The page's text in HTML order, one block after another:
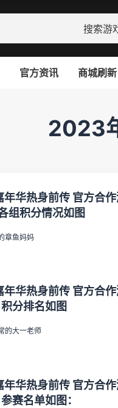
官方资讯 商城刷新
2023
年华热身前传 官方合
组积分情况如图
章鱼妈妈
年华热身前传 官方合
分排名如图
的大一老师
年华热身前传 官方合
赛名单如图：